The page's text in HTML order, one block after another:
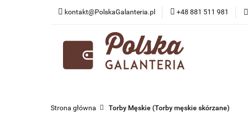
kontakt@PolskaGalanteria.pl +48 881 511 981
KATEGORIE NOWOŚCI
PORADY I AKTUALNOŚCI
Strona główna Torby Męskie (Torby męskie skórzane)